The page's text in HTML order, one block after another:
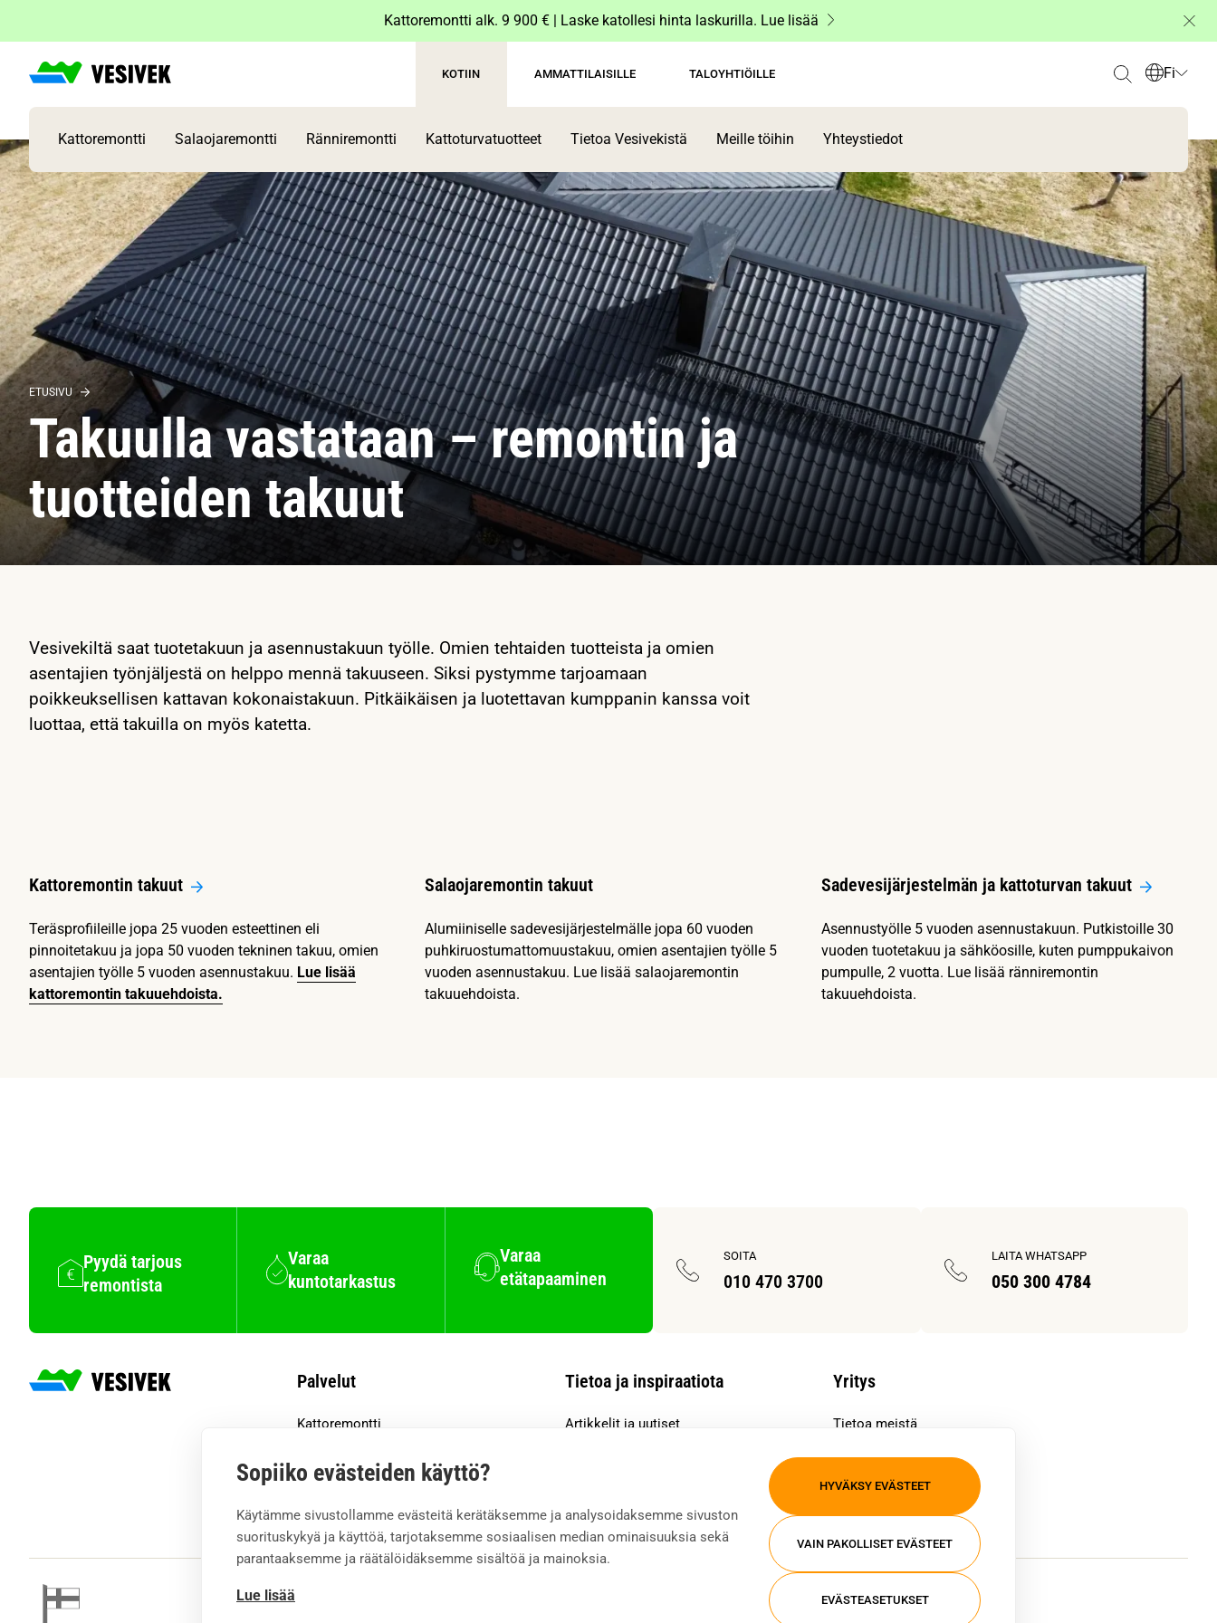
Sopiiko evästeiden käyttö?
Käytämme sivustollamme evästeitä kerätäksemme ja analysoidaksemme sivuston
suorituskykyä ja käyttöä, tarjotaksemme sosiaalisen median ominaisuuksia sekä
parantaaksemme ja räätälöidäksemme sisältöä ja mainoksia.
Lue lisää
HYVÄKSY EVÄSTEET
VAIN PAKOLLISET EVÄSTEET
EVÄSTEASETUKSET
Kattoremontti alk. 9 900 € | Laske katollesi hinta laskurilla. Lue lisää
KOTIIN AMMATTILAISILLE TALOYHTIÖILLE Fi
Kattoremontti Salaojaremontti Ränniremontti Kattoturvatuotteet Tietoa Vesivekistä Meille töihin Yhteystiedot
ETUSIVU
Takuulla vastataan – remontin ja
tuotteiden takuut
Vesivekiltä saat tuotetakuun ja asennustakuun työlle. Omien tehtaiden tuotteista ja omien
asentajien työnjäljestä on helppo mennä takuuseen. Siksi pystymme tarjoamaan
poikkeuksellisen kattavan kokonaistakuun. Pitkäikäisen ja luotettavan kumppanin kanssa voit
luottaa, että takuilla on myös katetta.
Kattoremontin takuut
Teräsprofiileille jopa 25 vuoden esteettinen eli
pinnoitetakuu ja jopa 50 vuoden tekninen takuu, omien
asentajien työlle 5 vuoden asennustakuu. Lue lisää
kattoremontin takuuehdoista.
Salaojaremontin takuut
Alumiiniselle sadevesijärjestelmälle jopa 60 vuoden
puhkiruostumattomuustakuu, omien asentajien työlle 5
vuoden asennustakuu. Lue lisää salaojaremontin
takuuehdoista.
Sadevesijärjestelmän ja kattoturvan takuut
Asennustyölle 5 vuoden asennustakuun. Putkistoille 30
vuoden tuotetakuu ja sähköosille, kuten pumppukaivon
pumpulle, 2 vuotta. Lue lisää ränniremontin
takuuehdoista.
Pyydä tarjous
remontista
Varaa
kuntotarkastus
Varaa
etätapaaminen
SOITA
010 470 3700
LAITA WHATSAPP
050 300 4784
Palvelut
Kattoremontti
Ränniremontti
Tietoa ja inspiraatiota
Artikkelit ja uutiset
Yritys
Tietoa meistä
Yhteystiedot